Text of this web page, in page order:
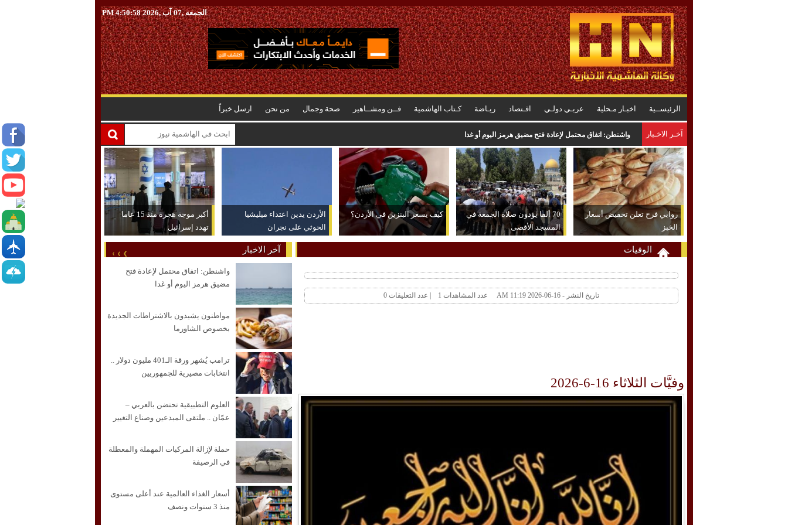
الجمعه ,07 آب ,2026 4:50:59 PM
الرئيســية اخبـار مـحلية عربـي دولـي اقـتصاد ريـاضة كـتاب الهاشمية فــن ومشــاهير صحة وجمال من نحن ارسل خبراً
آخـر الاخـبار واشنطن: اتفاق محتمل لإعادة فتح مضيق هرمز اليوم أو غدا
روابي فرح تعلن تخفيض أسعار
الخبز
70 ألفا يؤدون صلاة الجمعة في
المسجد الأقصى
كيف يسعر البنزين في الأردن؟
الأردن يدين اعتداء ميليشيا
الحوثي على نجران
أكبر موجة هجرة منذ 15 عاما
تهدد إسرائيل
الوفيات
تاريخ النشر - 16-06-2026 11:19 AM عدد المشاهدات 1 | عدد التعليقات 0
وفيَّات الثلاثاء 16-6-2026
آخر الاخبار
واشنطن: اتفاق محتمل لإعادة فتح
مضيق هرمز اليوم أو غدا
مواطنون يشيدون بالاشتراطات الجديدة
بخصوص الشاورما
ترامب يُشهر ورقة الـ401 مليون دولار ..
انتخابات مصيرية للجمهوريين
العلوم التطبيقية تحتضن بالعربي –
عمّان .. ملتقى المبدعين وصناع التغيير
حملة لإزالة المركبات المهملة والمعطلة
في الرصيفة
أسعار الغذاء العالمية عند أعلى مستوى
منذ 3 سنوات ونصف